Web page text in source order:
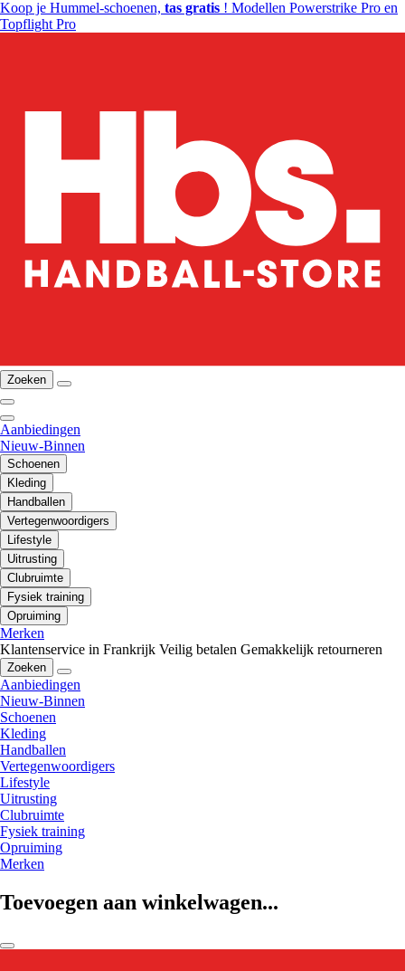
Koop je Hummel-schoenen, tas gratis ! Modellen Powerstrike Pro en
Topflight Pro
Zoeken
Aanbiedingen
Nieuw-Binnen
Schoenen
Kleding
Handballen
Vertegenwoordigers
Lifestyle
Uitrusting
Clubruimte
Fysiek training
Opruiming
Merken
Klantenservice in Frankrijk Veilig betalen Gemakkelijk retourneren
Zoeken
Aanbiedingen
Nieuw-Binnen
Schoenen
Kleding
Handballen
Vertegenwoordigers
Lifestyle
Uitrusting
Clubruimte
Fysiek training
Opruiming
Merken
Toevoegen aan winkelwagen...